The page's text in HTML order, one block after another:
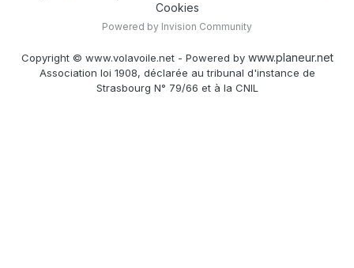
Cookies
Powered by Invision Community
Copyright © www.volavoile.net - Powered by www.planeur.net
Association loi 1908, déclarée au tribunal d'instance de
Strasbourg N° 79/66 et à la CNIL